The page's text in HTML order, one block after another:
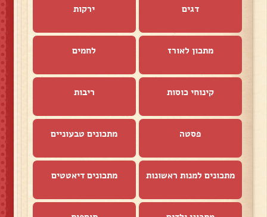
דגים ירקות
מתכון לאורז לחמים
קינוחי כוסות ריבות
פסטה מתכונים טבעוניים
מתכונים למנות ראשונות מתכונים דיאטטים